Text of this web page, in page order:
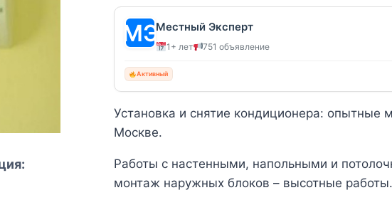
Местный Эксперт
1+ лет 751 объявление
Активный
Установка и снятие кондиционера: опытные
Москве.
Работы с настенными, напольными и
монтаж наружных блоков – высотные работы.